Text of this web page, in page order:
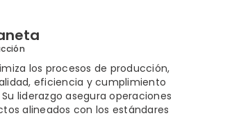
los procesos de producción,
eficiencia y cumplimiento
liderazgo asegura operaciones
alineados con los estándares